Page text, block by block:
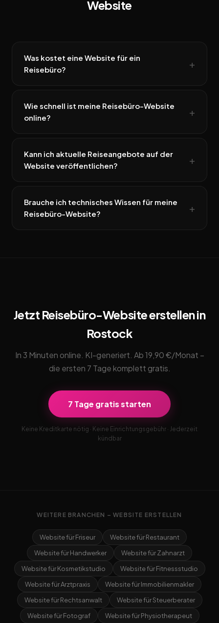
Website
Was kostet eine Website für ein
Reisebüro?
Wie schnell ist meine Reisebüro-Website
online?
Kann ich aktuelle Reiseangebote auf der
Website veröffentlichen?
Brauche ich technisches Wissen für meine
Reisebüro-Website?
Jetzt Reisebüro-Website erstellen in
Rostock
In 3 Minuten online. KI-generiert. Ab 19,90 €/Monat –
die ersten 7 Tage komplett gratis.
7 Tage gratis starten
Keine Kreditkarte nötig · Keine Einrichtungsgebühr · Jederzeit
kündbar
WEITERE BRANCHEN – WEBSITE ERSTELLEN
Website für Friseur
Website für Restaurant
Website für Handwerker
Website für Zahnarzt
Website für Kosmetikstudio
Website für Fitnessstudio
Website für Arztpraxis
Website für Immobilienmakler
Website für Rechtsanwalt
Website für Steuerberater
Website für Fotograf
Website für Physiotherapeut